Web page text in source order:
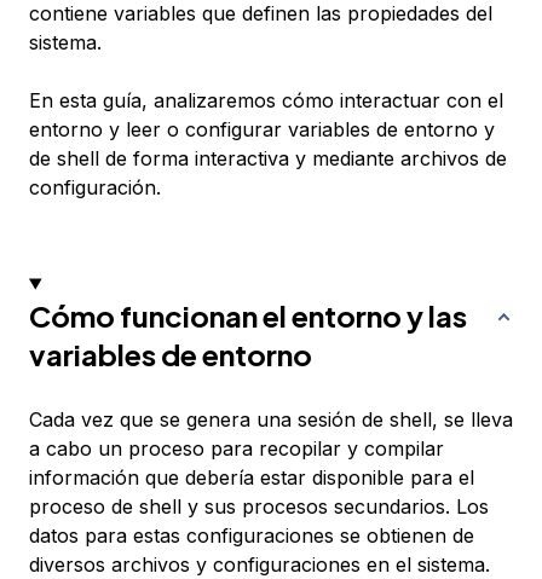
contiene variables que definen las propiedades del
sistema.
En esta guía, analizaremos cómo interactuar con el
entorno y leer o configurar variables de entorno y
de shell de forma interactiva y mediante archivos de
configuración.
Cómo funcionan el entorno y las
variables de entorno
Cada vez que se genera una sesión de shell, se lleva
a cabo un proceso para recopilar y compilar
información que debería estar disponible para el
proceso de shell y sus procesos secundarios. Los
datos para estas configuraciones se obtienen de
diversos archivos y configuraciones en el sistema.